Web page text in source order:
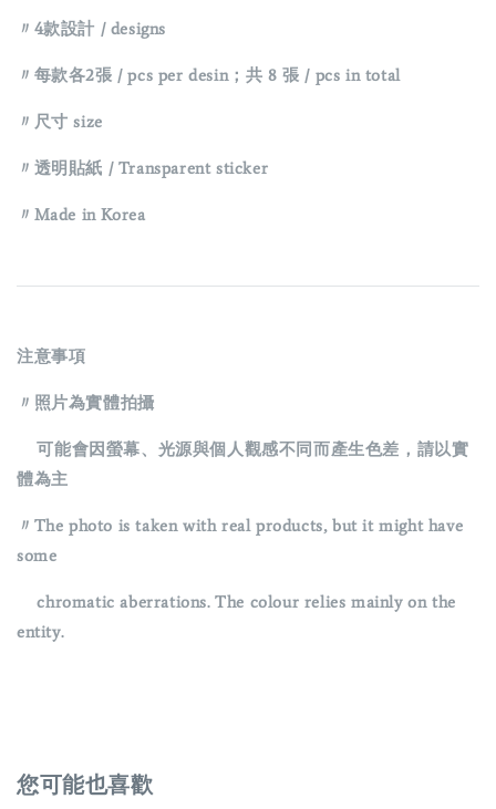
〃4款設計 / designs
〃每款各2張 / pcs per desin；共 8 張 / pcs in total
〃尺寸 size
〃透明貼紙 / Transparent sticker
〃Made in Korea
注意事項
〃照片為實體拍攝
可能會因螢幕、光源與個人觀感不同而產生色差，請以實
體為主
〃The photo is taken with real products, but it might have
some
chromatic aberrations. The colour relies mainly on the
entity.
您可能也喜歡